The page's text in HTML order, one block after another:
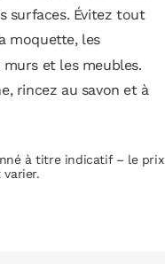
surfaces. Évitez tout
moquette, les
et les meubles.
rincez au savon et à
à titre indicatif – le prix